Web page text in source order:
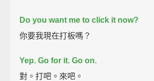
Do you want me to click it now?
你要我現在打板嗎？
Yep. Go for it. Go on.
對。打吧。來吧。